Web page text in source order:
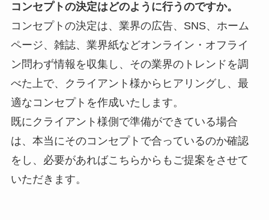
コンセプトの決定はどのように行うのですか。
コンセプトの決定は、業界の広告、SNS、ホーム
ページ、雑誌、業界紙などオンライン・オフライ
ン問わず情報を収集し、その業界のトレンドを調
べた上で、クライアント様からヒアリングし、最
適なコンセプトを作成いたします。
既にクライアント様側で準備ができている場合
は、本当にそのコンセプトで合っているのか確認
をし、必要があればこちらからもご提案をさせて
いただきます。